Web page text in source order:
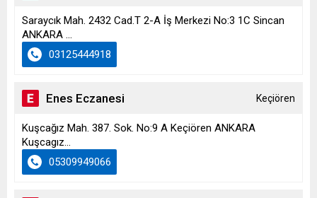
Saraycık Mah. 2432 Cad.T 2-A İş Merkezi No:3 1C Sincan
ANKARA ...
03125444918
Enes Eczanesi Keçiören
Kuşcağız Mah. 387. Sok. No:9 A Keçiören ANKARA
Kuşcagız...
05309949066